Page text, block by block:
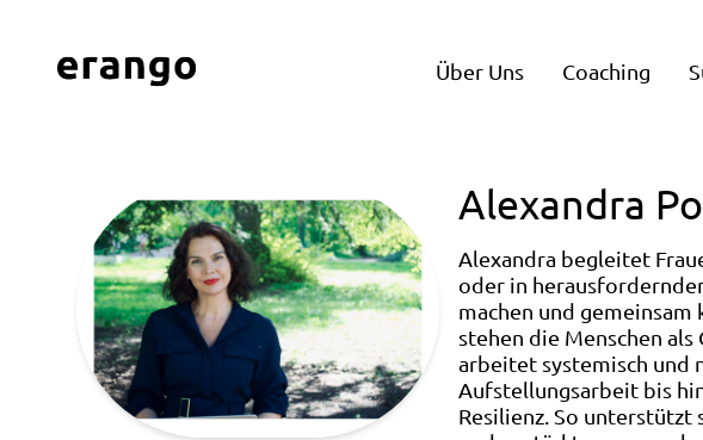
Über Uns Coaching
Alexandra
Alexandra begleitet
oder in
machen und
stehen die Menschen
arbeitet systemisch und
Aufstellungsarbeit bis
Resilienz. So unterstützt